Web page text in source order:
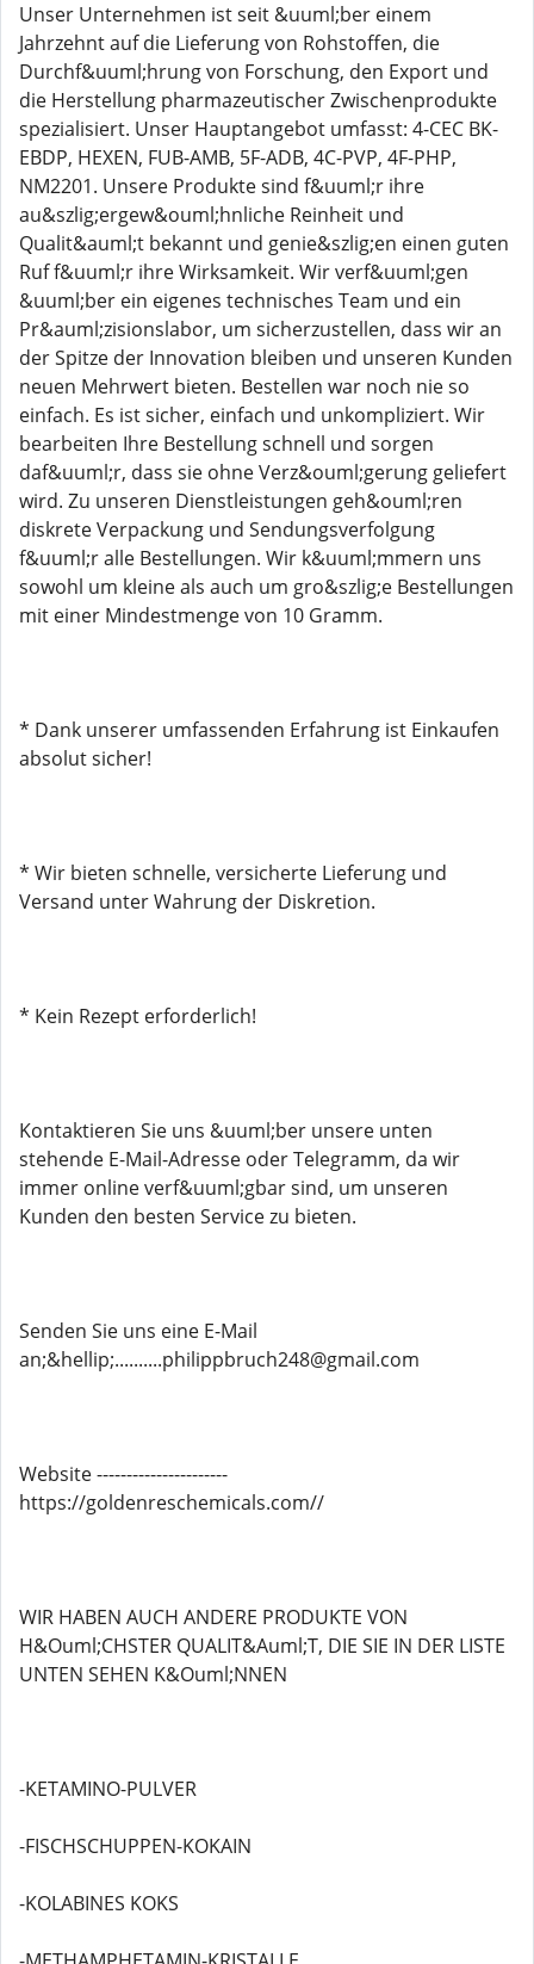
Unser Unternehmen ist seit &uuml;ber einem
Jahrzehnt auf die Lieferung von Rohstoffen, die
Durchf&uuml;hrung von Forschung, den Export und
die Herstellung pharmazeutischer Zwischenprodukte
spezialisiert. Unser Hauptangebot umfasst: 4-CEC BK-
EBDP, HEXEN, FUB-AMB, 5F-ADB, 4C-PVP, 4F-PHP,
NM2201. Unsere Produkte sind f&uuml;r ihre
au&szlig;ergew&ouml;hnliche Reinheit und
Qualit&auml;t bekannt und genie&szlig;en einen guten
Ruf f&uuml;r ihre Wirksamkeit. Wir verf&uuml;gen
&uuml;ber ein eigenes technisches Team und ein
Pr&auml;zisionslabor, um sicherzustellen, dass wir an
der Spitze der Innovation bleiben und unseren Kunden
neuen Mehrwert bieten. Bestellen war noch nie so
einfach. Es ist sicher, einfach und unkompliziert. Wir
bearbeiten Ihre Bestellung schnell und sorgen
daf&uuml;r, dass sie ohne Verz&ouml;gerung geliefert
wird. Zu unseren Dienstleistungen geh&ouml;ren
diskrete Verpackung und Sendungsverfolgung
f&uuml;r alle Bestellungen. Wir k&uuml;mmern uns
sowohl um kleine als auch um gro&szlig;e Bestellungen
mit einer Mindestmenge von 10 Gramm.
* Dank unserer umfassenden Erfahrung ist Einkaufen
absolut sicher!
* Wir bieten schnelle, versicherte Lieferung und
Versand unter Wahrung der Diskretion.
* Kein Rezept erforderlich!
Kontaktieren Sie uns &uuml;ber unsere unten
stehende E-Mail-Adresse oder Telegramm, da wir
immer online verf&uuml;gbar sind, um unseren
Kunden den besten Service zu bieten.
Senden Sie uns eine E-Mail
an;&hellip;..........philippbruch248@gmail.com
Website ----------------------
https://goldenreschemicals.com//
WIR HABEN AUCH ANDERE PRODUKTE VON
H&Ouml;CHSTER QUALIT&Auml;T, DIE SIE IN DER LISTE
UNTEN SEHEN K&Ouml;NNEN
-KETAMINO-PULVER
-FISCHSCHUPPEN-KOKAIN
-KOLABINES KOKS